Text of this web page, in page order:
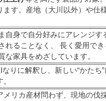
す。産地（大川以外）や仕
自身で自分好みにアレンジす
れることなく、 長く愛用で
家具をめざしています。
りに解釈し、新しい“かたち
リカ産材問わず、現地の伐